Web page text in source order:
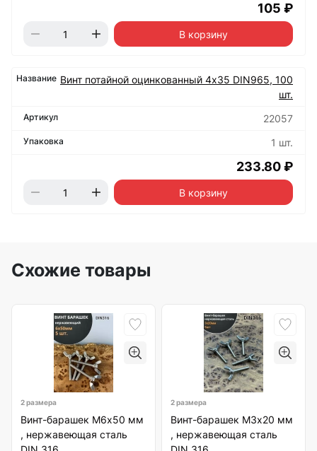
105 ₽
В корзину
Винт потайной оцинкованный 4х35 DIN965, 100
шт.
22057
1 шт.
233.80 ₽
В корзину
Схожие товары
2 размера
Винт-барашек М6х50 мм
, нержавеющая сталь
2 размера
Винт-барашек М3х20 мм
, нержавеющая сталь